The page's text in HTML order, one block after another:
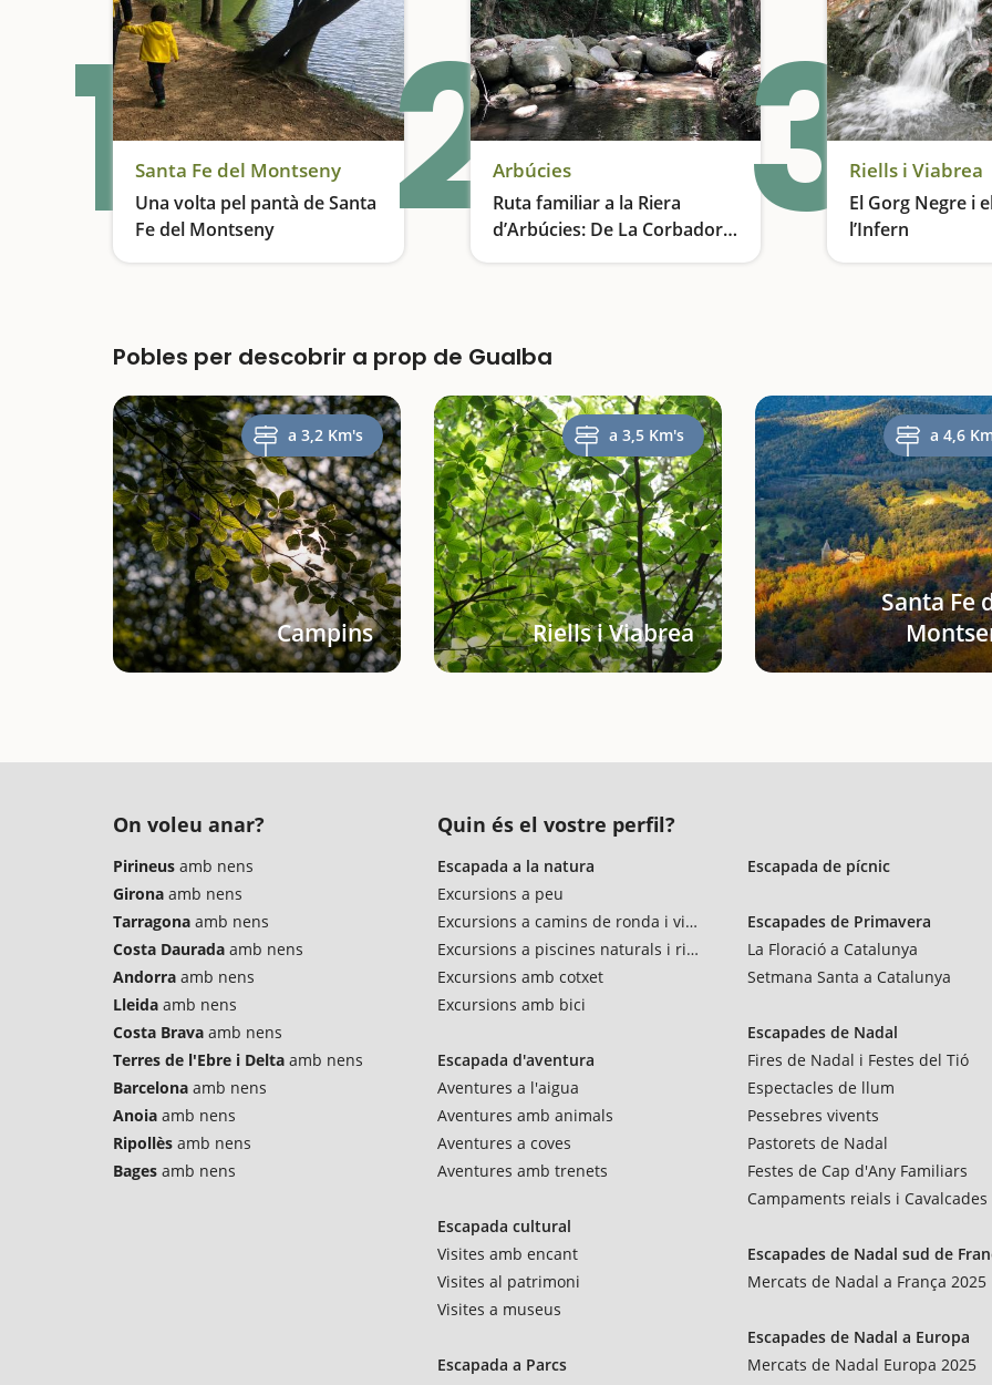
1Santa Fe del Montseny
Una volta pel pantà de Santa
Fe del Montseny
Una excursió ideal per fer amb nens 2Arbúcies
Ruta familiar a la Riera
d’Arbúcies: De La Corbadora
Una aventura entre boscos, rieres i llegendes del Montseny 3Riells i Viabrea
El Gorg Negre i
l’Infern
Pobles per descobrir a prop de Gualba
a 3,2 Km's
Campins
a 3,5 Km's
Riells i Viabrea
a 4,6
Santa Fe
On voleu anar?
Pirineus amb nens
Girona amb nens
Tarragona amb nens
Costa Daurada amb nens
Andorra amb nens
Lleida amb nens
Costa Brava amb nens
Terres de l'Ebre i Delta amb nens
Barcelona amb nens
Anoia amb nens
Ripollès amb nens
Bages amb nens
Quin és el vostre perfil?
Escapada a la natura
Excursions a peu
Excursions a camins de ronda i vies verdes
Excursions a piscines naturals i rius
Excursions amb cotxet
Excursions amb bici
Escapada d'aventura
Aventures a l'aigua
Aventures amb animals
Aventures a coves
Aventures amb trenets
Escapada cultural
Visites amb encant
Visites al patrimoni
Visites a museus
Escapada a Parcs
Escapada de pícnic
Escapades de Primavera
La Floració a Catalunya
Setmana Santa a Catalunya
Escapades de Nadal
Fires de Nadal i Festes del Tió
Espectacles de llum
Pessebres vivents
Pastorets de Nadal
Festes de Cap d'Any Familiars
Campaments reials i Cavalcades
Escapades de Nadal sud de
Mercats de Nadal a França 2025
Escapades de Nadal a Europa
Mercats de Nadal Europa 2025